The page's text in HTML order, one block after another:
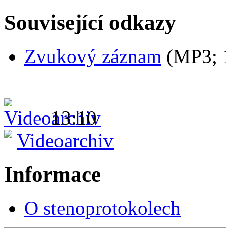
Související odkazy
Zvukový záznam (MP3;
13:10
Videoarchiv
Informace
O stenoprotokolech